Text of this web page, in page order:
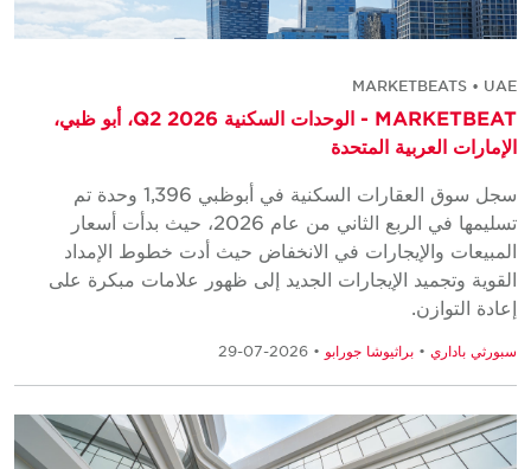
MARKETBEATS • UAE
MARKETBEAT - الوحدات السكنية Q2 2026، أبو ظبي،
الإمارات العربية المتحدة
سجل سوق العقارات السكنية في أبوظبي 1,396 وحدة تم
تسليمها في الربع الثاني من عام 2026، حيث بدأت أسعار
المبيعات والإيجارات في الانخفاض حيث أدت خطوط الإمداد
القوية وتجميد الإيجارات الجديد إلى ظهور علامات مبكرة على
إعادة التوازن.
سبورثي باداري • براثيوشا جورابو • 2026-07-29